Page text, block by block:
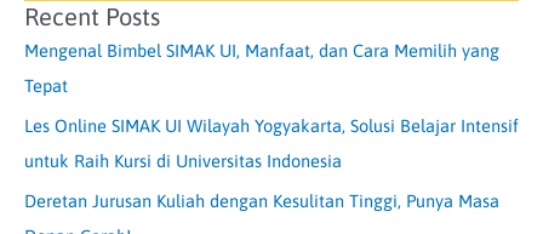
Recent Posts
Mengenal Bimbel SIMAK UI, Manfaat, dan Cara Memilih yang
Tepat
Les Online SIMAK UI Wilayah Yogyakarta, Solusi Belajar Intensif
untuk Raih Kursi di Universitas Indonesia
Deretan Jurusan Kuliah dengan Kesulitan Tinggi, Punya Masa